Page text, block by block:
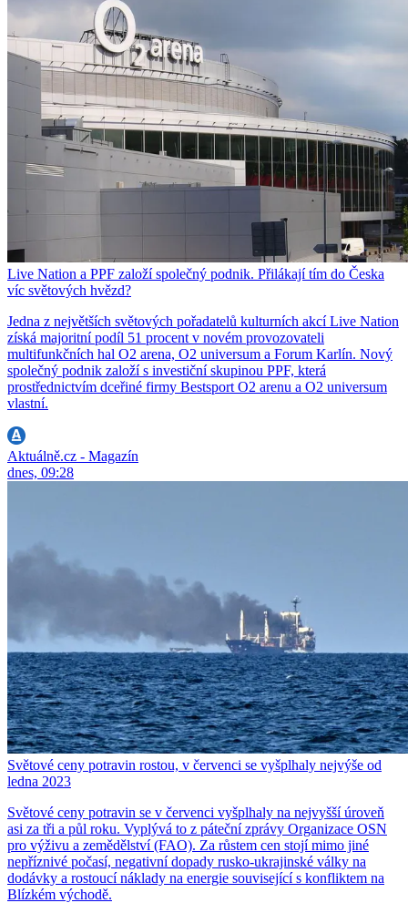
Live Nation a PPF založí společný podnik. Přilákají tím do Česka
víc světových hvězd?
Jedna z největších světových pořadatelů kulturních akcí Live Nation
získá majoritní podíl 51 procent v novém provozovateli
multifunkčních hal O2 arena, O2 universum a Forum Karlín. Nový
společný podnik založí s investiční skupinou PPF, která
prostřednictvím dceřiné firmy Bestsport O2 arenu a O2 universum
vlastní.
Aktuálně.cz - Magazín
dnes, 09:28
Světové ceny potravin rostou, v červenci se vyšplhaly nejvýše od
ledna 2023
Světové ceny potravin se v červenci vyšplhaly na nejvyšší úroveň
asi za tři a půl roku. Vyplývá to z páteční zprávy Organizace OSN
pro výživu a zemědělství (FAO). Za růstem cen stojí mimo jiné
nepříznivé počasí, negativní dopady rusko-ukrajinské války na
dodávky a rostoucí náklady na energie související s konfliktem na
Blízkém východě.